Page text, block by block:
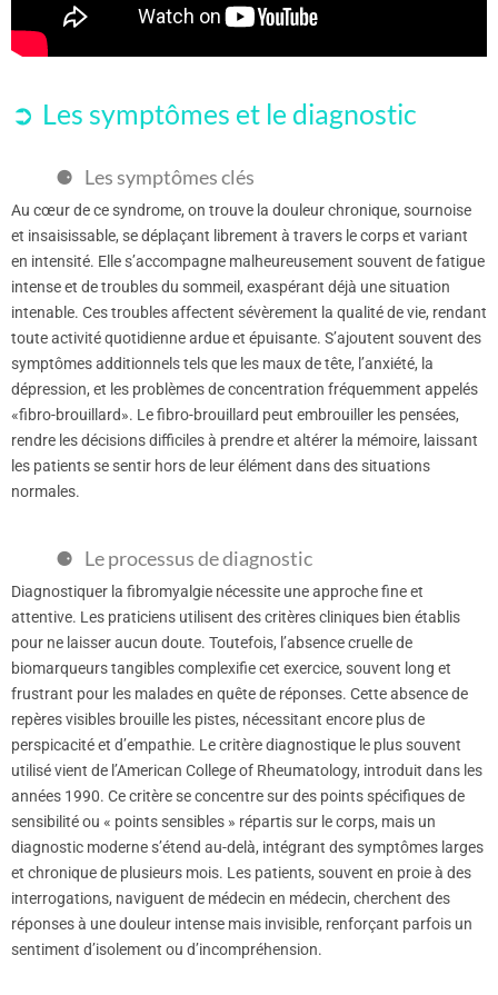
Les symptômes et le diagnostic
Les symptômes clés
Au cœur de ce syndrome, on trouve la douleur chronique, sournoise
et insaisissable, se déplaçant librement à travers le corps et variant
en intensité. Elle s’accompagne malheureusement souvent de fatigue
intense et de troubles du sommeil, exaspérant déjà une situation
intenable. Ces troubles affectent sévèrement la qualité de vie, rendant
toute activité quotidienne ardue et épuisante. S’ajoutent souvent des
symptômes additionnels tels que les maux de tête, l’anxiété, la
dépression, et les problèmes de concentration fréquemment appelés
«fibro-brouillard». Le fibro-brouillard peut embrouiller les pensées,
rendre les décisions difficiles à prendre et altérer la mémoire, laissant
les patients se sentir hors de leur élément dans des situations
normales.
Le processus de diagnostic
Diagnostiquer la fibromyalgie nécessite une approche fine et
attentive. Les praticiens utilisent des critères cliniques bien établis
pour ne laisser aucun doute. Toutefois, l’absence cruelle de
biomarqueurs tangibles complexifie cet exercice, souvent long et
frustrant pour les malades en quête de réponses. Cette absence de
repères visibles brouille les pistes, nécessitant encore plus de
perspicacité et d’empathie. Le critère diagnostique le plus souvent
utilisé vient de l’American College of Rheumatology, introduit dans les
années 1990. Ce critère se concentre sur des points spécifiques de
sensibilité ou « points sensibles » répartis sur le corps, mais un
diagnostic moderne s’étend au-delà, intégrant des symptômes larges
et chronique de plusieurs mois. Les patients, souvent en proie à des
interrogations, naviguent de médecin en médecin, cherchent des
réponses à une douleur intense mais invisible, renforçant parfois un
sentiment d’isolement ou d’incompréhension.